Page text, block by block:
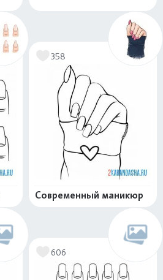
358
Современный маникюр
606